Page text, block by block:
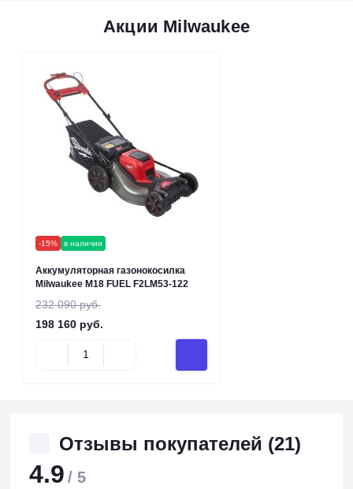
Акции Milwaukee
-15% в наличии
Аккумуляторная газонокосилка
Milwaukee M18 FUEL F2LM53-122
232 090 руб.
198 160 руб.
Отзывы покупателей (21)
4.9 / 5